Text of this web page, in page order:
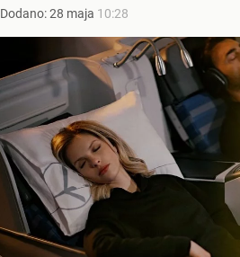
Dodano:28 maja 10:28